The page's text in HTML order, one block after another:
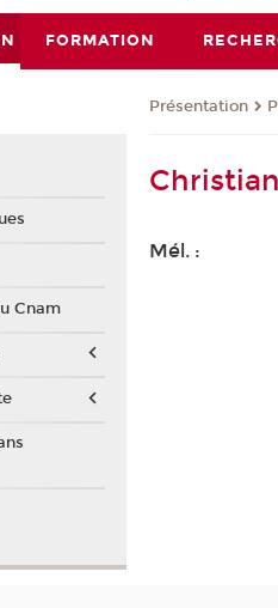
FORMATION
Présentation
Mél. :
Cnam